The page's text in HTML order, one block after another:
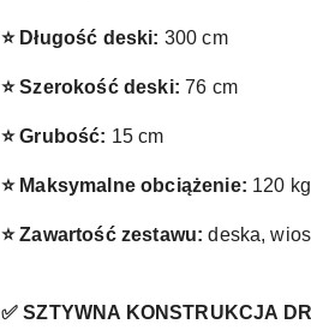
⭐ Długość deski: 300 cm
⭐ Szerokość deski: 76 cm
⭐ Grubość: 15 cm
⭐ Maksymalne obciążenie: 120 kg
⭐ Zawartość zestawu: deska,
✅ SZTYWNA KONSTRUKCJA